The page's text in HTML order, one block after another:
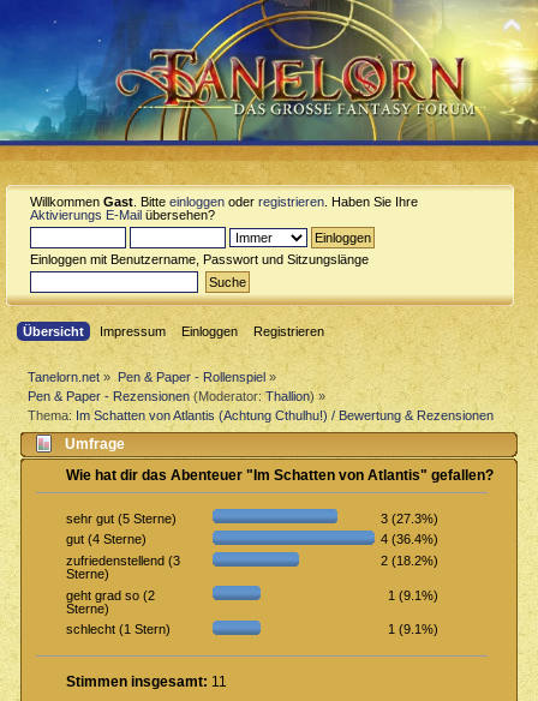
Willkommen Gast . Bitte einloggen oder registrieren . Haben Sie Ihre
Aktivierungs E-Mail übersehen?
Einloggen mit Benutzername, Passwort und Sitzungslänge
Übersicht Impressum Einloggen Registrieren
Tanelorn.net » Pen & Paper - Rollenspiel»
Pen & Paper - Rezensionen(Moderator:Thallion) »
Thema: Im Schatten von Atlantis (Achtung Cthulhu!) / Bewertung & Rezensionen
Umfrage
Wie hat dir das Abenteuer "Im Schatten von Atlantis" gefallen?
sehr gut (5 Sterne)
3 (27.3%)
gut (4 Sterne)
4 (36.4%)
zufriedenstellend (3
Sterne)
2 (18.2%)
geht grad so (2
Sterne)
1 (9.1%)
schlecht (1 Stern) 1 (9.1%)
Stimmen insgesamt: 11